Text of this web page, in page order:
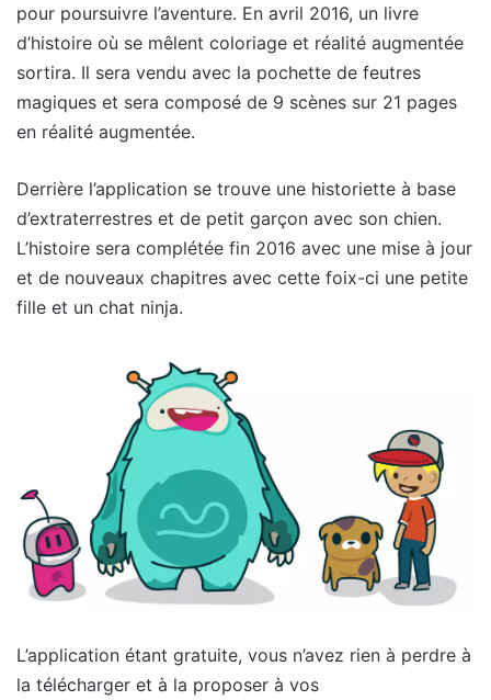
pour poursuivre l’aventure. En avril 2016, un livre
d’histoire où se mêlent coloriage et réalité augmentée
sortira. Il sera vendu avec la pochette de feutres
magiques et sera composé de 9 scènes sur 21 pages
en réalité augmentée.
Derrière l’application se trouve une historiette à base
d’extraterrestres et de petit garçon avec son chien.
L’histoire sera complétée fin 2016 avec une mise à jour
et de nouveaux chapitres avec cette foix-ci une petite
fille et un chat ninja.
L’application étant gratuite, vous n’avez rien à perdre à
la télécharger et à la proposer à vos